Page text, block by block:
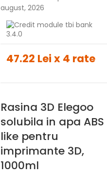
august, 2026
47.22 Lei x 4 rate
Rasina 3D Elegoo
solubila in apa ABS
like pentru
imprimante 3D,
1000ml